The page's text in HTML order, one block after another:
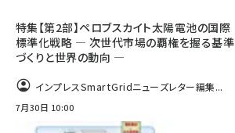
特集【第2部】ペロブスカイト太陽電池の国際
標準化戦略 ― 次世代市場の覇権を握る基準
づくりと世界の動向 ―
インプレスSmartGridニューズレター編集...
7月30日 10:00